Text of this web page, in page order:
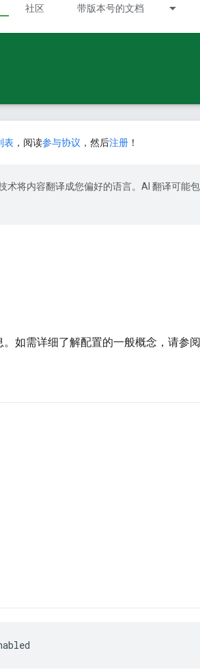
社区 带版本号的文档
表 ，阅读参与协议 ，然后注册 ！
术将内容翻译成您偏好的语言。AI 翻译可能
如需详细了解配置的一般概念，请参阅